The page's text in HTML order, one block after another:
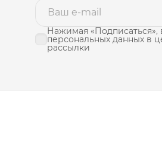
Нажимая «Подписаться»,
персональных данных в
рассылки